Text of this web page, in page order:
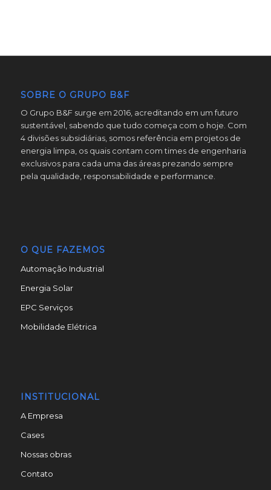
SOBRE O GRUPO B&F
O Grupo B&F surge em 2016, acreditando em um futuro
sustentável, sabendo que tudo começa com o hoje. Com
4 divisões subsidiárias, somos referência em projetos de
energia limpa, os quais contam com times de engenharia
exclusivos para cada uma das áreas prezando sempre
pela qualidade, responsabilidade e performance.
O QUE FAZEMOS
Automação Industrial
Energia Solar
EPC Serviços
Mobilidade Elétrica
INSTITUCIONAL
A Empresa
Cases
Nossas obras
Contato